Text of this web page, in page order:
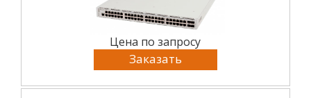
Цена по запросу
Заказать